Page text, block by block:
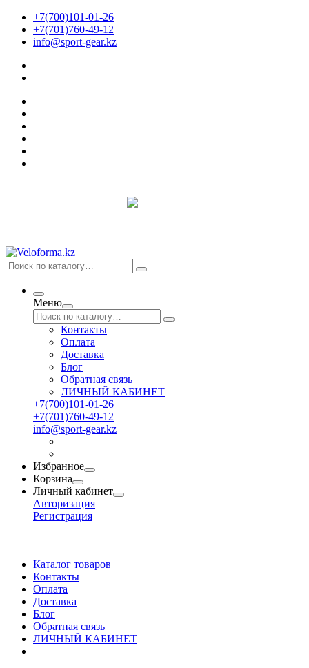
+7(700)101-01-26
+7(701)760-49-12
info@sport-gear.kz
Меню
Контакты
Оплата
Доставка
Блог
Обратная связь
ЛИЧНЫЙ КАБИНЕТ
+7(700)101-01-26
+7(701)760-49-12
info@sport-gear.kz
Избранное
Корзина
Личный кабинет
Авторизация
Регистрация
Каталог товаров
Контакты
Оплата
Доставка
Блог
Обратная связь
ЛИЧНЫЙ КАБИНЕТ